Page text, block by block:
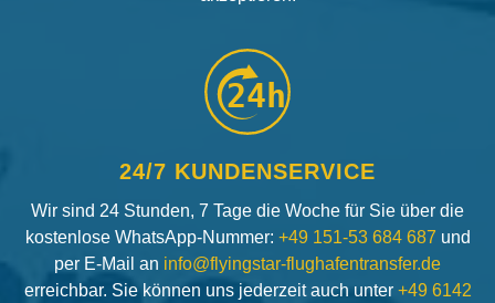
24h
24/7 KUNDENSERVICE
Wir sind 24 Stunden, 7 Tage die Woche für Sie über die
kostenlose WhatsApp-Nummer: +49 151-53 684 687 und
per E-Mail an info@flyingstar-flughafentransfer.de
erreichbar. Sie können uns jederzeit auch unter +49 6142